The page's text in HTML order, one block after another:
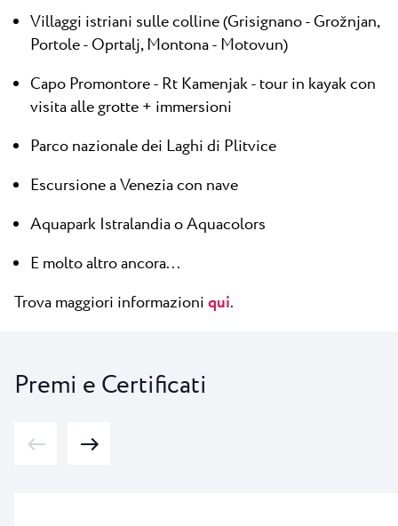
Villaggi istriani sulle colline (Grisignano - Grožnjan,
Portole - Oprtalj, Montona - Motovun)
Capo Promontore - Rt Kamenjak - tour in kayak con
visita alle grotte + immersioni
Parco nazionale dei Laghi di Plitvice
Escursione a Venezia con nave
Aquapark Istralandia o Aquacolors
E molto altro ancora...
Trova maggiori informazioniqui.
Premi e Certificati